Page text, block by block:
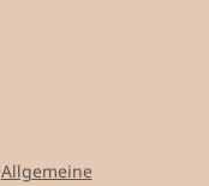
Allgemeine